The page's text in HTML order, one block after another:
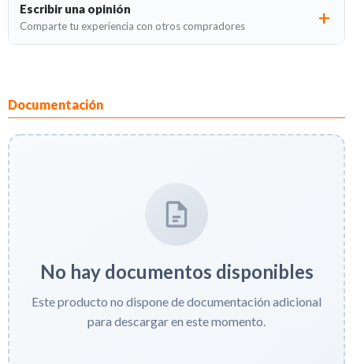
Escribir una opinión
Comparte tu experiencia con otros compradores
Documentación
No hay documentos disponibles
Este producto no dispone de documentación adicional
para descargar en este momento.